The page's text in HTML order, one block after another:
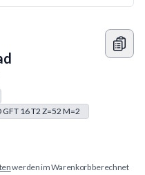
GFT 16 T2 Z=52 M=2
werden im Warenkorb berechnet